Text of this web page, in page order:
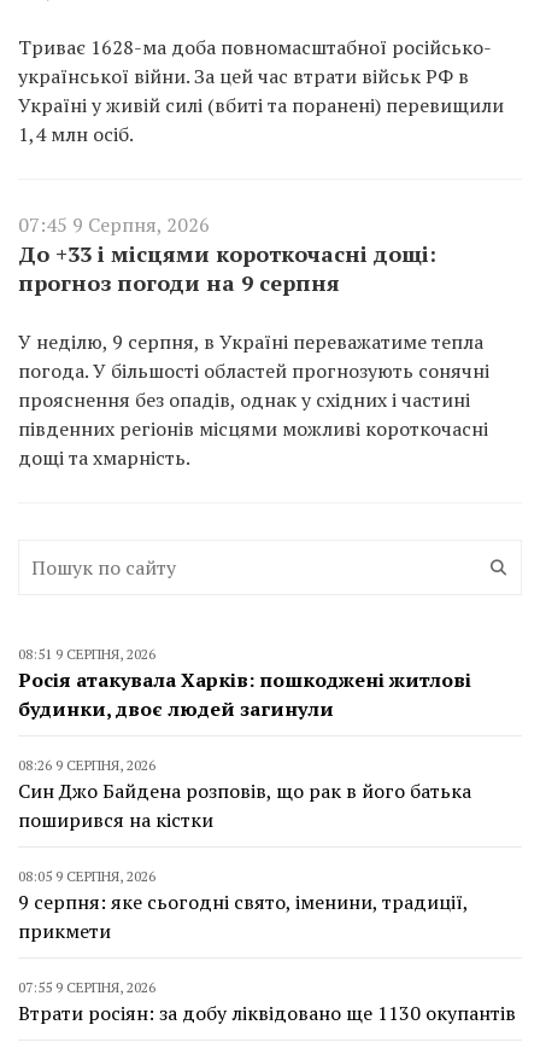
Триває 1628-ма доба повномасштабної російсько-
української війни. За цей час втрати військ РФ в
Україні у живій силі (вбиті та поранені) перевищили
1,4 млн осіб.
07:45 9 Серпня, 2026
До +33 і місцями короткочасні дощі:
прогноз погоди на 9 серпня
У неділю, 9 серпня, в Україні переважатиме тепла
погода. У більшості областей прогнозують сонячні
прояснення без опадів, однак у східних і частині
південних регіонів місцями можливі короткочасні
дощі та хмарність.
08:51 9 СЕРПНЯ, 2026
Росія атакувала Харків: пошкоджені житлові
будинки, двоє людей загинули
08:26 9 СЕРПНЯ, 2026
Син Джо Байдена розповів, що рак в його батька
поширився на кістки
08:05 9 СЕРПНЯ, 2026
9 серпня: яке сьогодні свято, іменини, традиції,
прикмети
07:55 9 СЕРПНЯ, 2026
Втрати росіян: за добу ліквідовано ще 1130 окупантів